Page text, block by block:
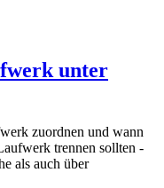
unter
zuordnen und wann
trennen sollten -
als auch über